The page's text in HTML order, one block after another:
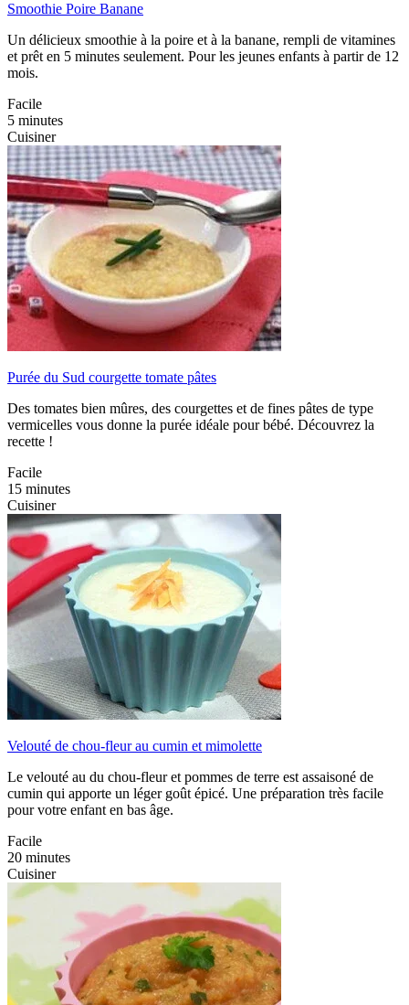
Smoothie Poire Banane
Un délicieux smoothie à la poire et à la banane, rempli de vitamines
et prêt en 5 minutes seulement. Pour les jeunes enfants à partir de 12
mois.
Facile
5 minutes
Cuisiner
Purée du Sud courgette tomate pâtes
Des tomates bien mûres, des courgettes et de fines pâtes de type
vermicelles vous donne la purée idéale pour bébé. Découvrez la
recette !
Facile
15 minutes
Cuisiner
Velouté de chou-fleur au cumin et mimolette
Le velouté au du chou-fleur et pommes de terre est assaisoné de
cumin qui apporte un léger goût épicé. Une préparation très facile
pour votre enfant en bas âge.
Facile
20 minutes
Cuisiner